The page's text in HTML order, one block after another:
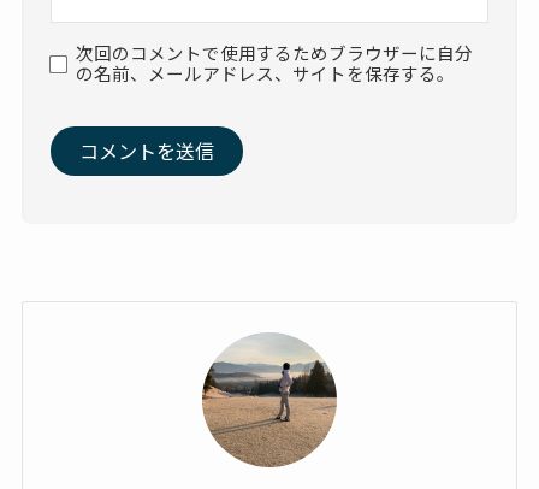
次回のコメントで使用するためブラウザーに自分
の名前、メールアドレス、サイトを保存する。